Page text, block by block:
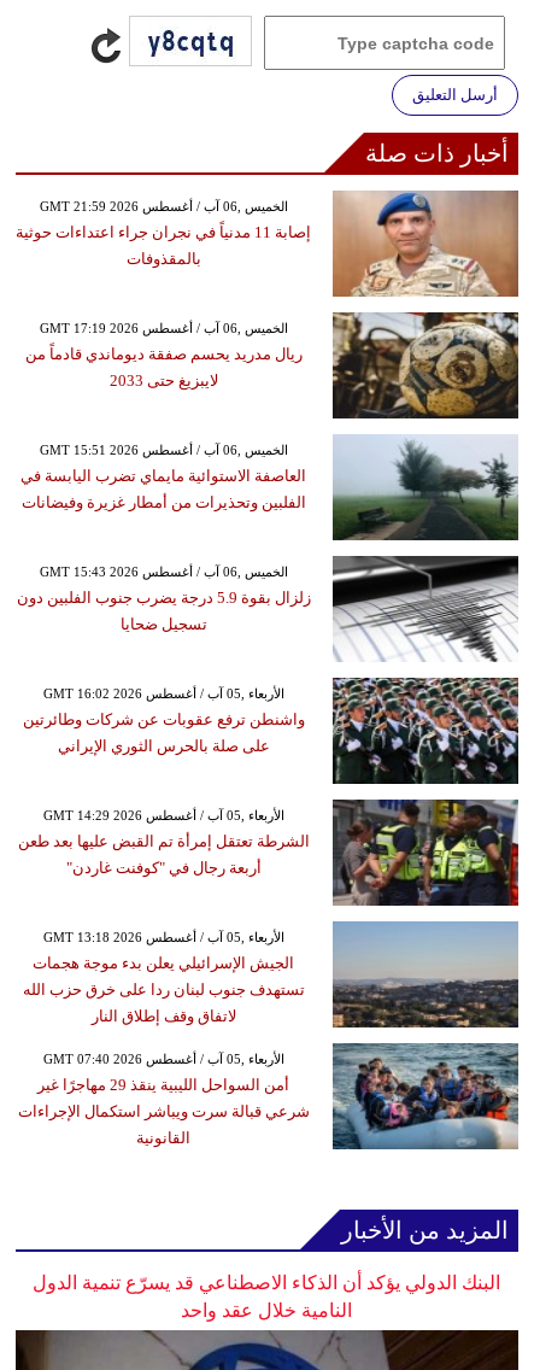
أرسل التعليق
أخبار ذات صلة
GMT 21:59 2026 الخميس ,06 آب / أغسطس
إصابة 11 مدنياً في نجران جراء اعتداءات حوثية
بالمقذوفات
GMT 17:19 2026 الخميس ,06 آب / أغسطس
ريال مدريد يحسم صفقة ديوماندي قادماً من
لايبزيغ حتى 2033
GMT 15:51 2026 الخميس ,06 آب / أغسطس
العاصفة الاستوائية مايماي تضرب اليابسة في
الفلبين وتحذيرات من أمطار غزيرة وفيضانات
GMT 15:43 2026 الخميس ,06 آب / أغسطس
زلزال بقوة 5.9 درجة يضرب جنوب الفلبين دون
تسجيل ضحايا
GMT 16:02 2026 الأربعاء ,05 آب / أغسطس
واشنطن ترفع عقوبات عن شركات وطائرتين
على صلة بالحرس الثوري الإيراني
GMT 14:29 2026 الأربعاء ,05 آب / أغسطس
الشرطة تعتقل إمرأة تم القبض عليها بعد طعن
أربعة رجال في "كوفنت غاردن"
GMT 13:18 2026 الأربعاء ,05 آب / أغسطس
الجيش الإسرائيلي يعلن بدء موجة هجمات
تستهدف جنوب لبنان ردا على خرق حزب الله
لاتفاق وقف إطلاق النار
GMT 07:40 2026 الأربعاء ,05 آب / أغسطس
أمن السواحل الليبية ينقذ 29 مهاجرًا غير
شرعي قبالة سرت ويباشر استكمال الإجراءات
القانونية
المزيد من الأخبار
البنك الدولي يؤكد أن الذكاء الاصطناعي قد يسرّع تنمية الدول
النامية خلال عقد واحد